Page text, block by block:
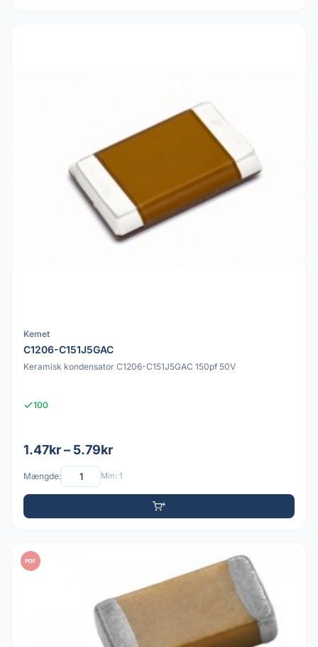
Kemet
C1206-C151J5GAC
Keramisk kondensator C1206-C151J5GAC 150pf 50V
100
1.47kr – 5.79kr
Mængde: Min: 1
PDF